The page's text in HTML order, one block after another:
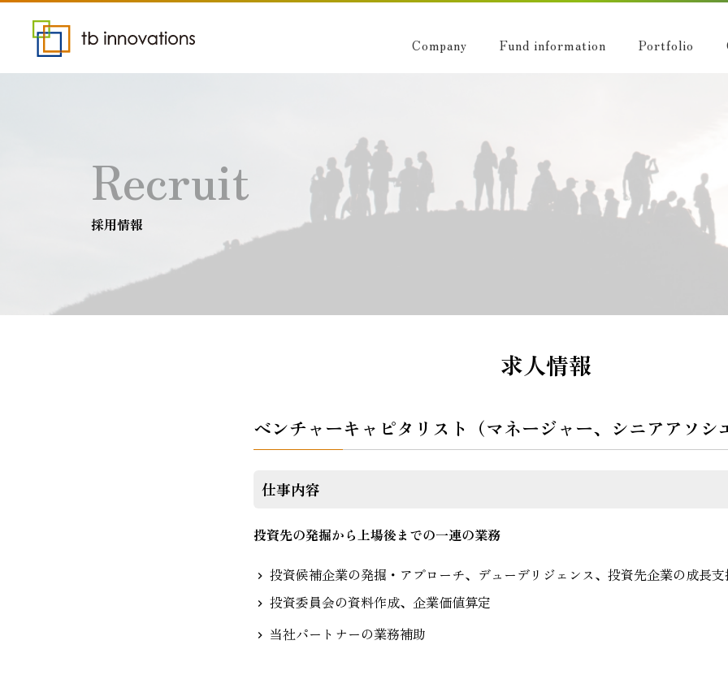
Company Fund information Portfolio
Recruit
採用情報
求人情報
ベンチャーキャピタリスト（マネージャー、シニアアソシ
仕事内容
投資先の発掘から上場後までの一連の業務
投資候補企業の発掘・アプローチ、デューデリジェンス、投資先企業の成長
投資委員会の資料作成、企業価値算定
当社パートナーの業務補助